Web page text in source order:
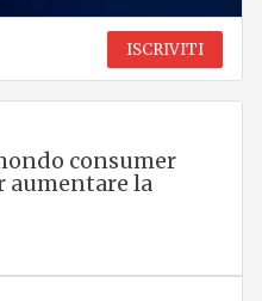
ISCRIVITI
consumer
aumentare la